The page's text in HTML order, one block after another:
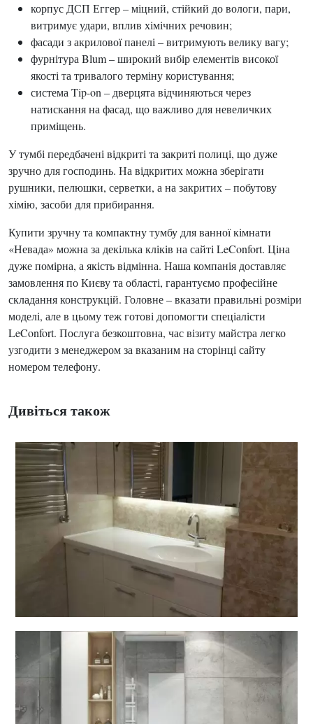
корпус ДСП Еггер – міцний, стійкий до вологи, пари,
витримує удари, вплив хімічних речовин;
фасади з акрилової панелі – витримують велику вагу;
фурнітура Blum – широкий вибір елементів високої
якості та тривалого терміну користування;
система Tip-on – дверцята відчиняються через
натискання на фасад, що важливо для невеличких
приміщень.
У тумбі передбачені відкриті та закриті полиці, що дуже
зручно для господинь. На відкритих можна зберігати
рушники, пелюшки, серветки, а на закритих – побутову
хімію, засоби для прибирання.
Купити зручну та компактну тумбу для ванної кімнати
«Невада» можна за декілька кліків на сайті LeConfort. Ціна
дуже помірна, а якість відмінна. Наша компанія доставляє
замовлення по Києву та області, гарантуємо професійне
складання конструкцій. Головне – вказати правильні розміри
моделі, але в цьому теж готові допомогти спеціалісти
LeConfort. Послуга безкоштовна, час візиту майстра легко
узгодити з менеджером за вказаним на сторінці сайту
номером телефону.
Дивіться також